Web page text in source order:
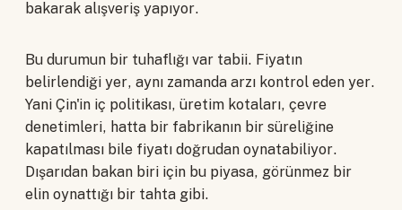
bakarak alışveriş yapıyor.
Bu durumun bir tuhaflığı var tabii. Fiyatın
belirlendiği yer, aynı zamanda arzı kontrol eden yer.
Yani Çin'in iç politikası, üretim kotaları, çevre
denetimleri, hatta bir fabrikanın bir süreliğine
kapatılması bile fiyatı doğrudan oynatabiliyor.
Dışarıdan bakan biri için bu piyasa, görünmez bir
elin oynattığı bir tahta gibi.